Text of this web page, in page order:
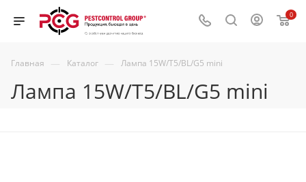
0
Главная — Каталог — Лампа 15W/T5/BL/G5 mini
Лампа 15W/T5/BL/G5 mini